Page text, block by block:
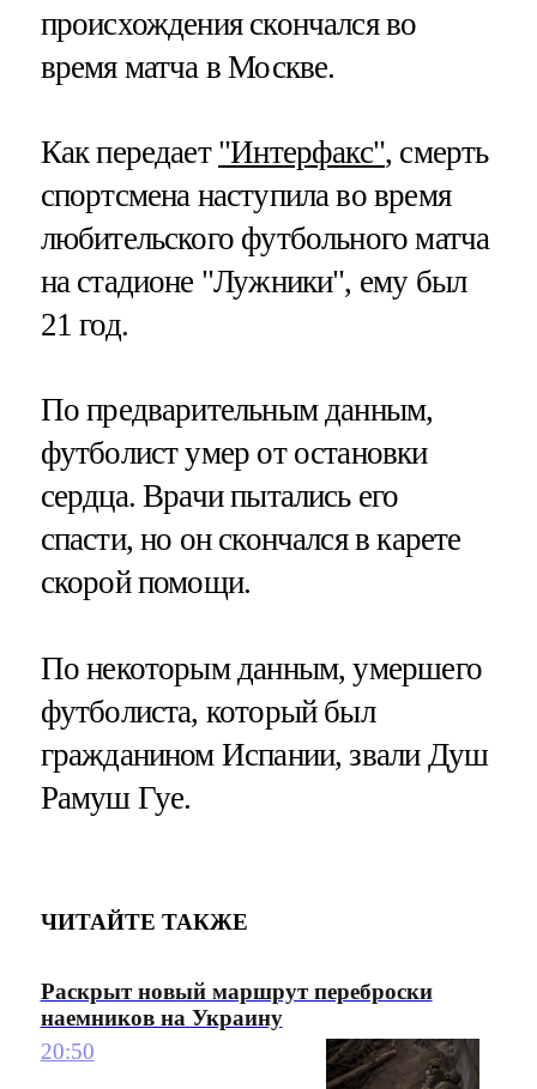
происхождения скончался во
время матча в Москве.
Как передает "Интерфакс", смерть
спортсмена наступила во время
любительского футбольного матча
на стадионе "Лужники", ему был
21 год.
По предварительным данным,
футболист умер от остановки
сердца. Врачи пытались его
спасти, но он скончался в карете
скорой помощи.
По некоторым данным, умершего
футболиста, который был
гражданином Испании, звали Душ
Рамуш Гуе.
ЧИТАЙТЕ ТАКЖЕ
Раскрыт новый маршрут переброски
наемников на Украину
20:50